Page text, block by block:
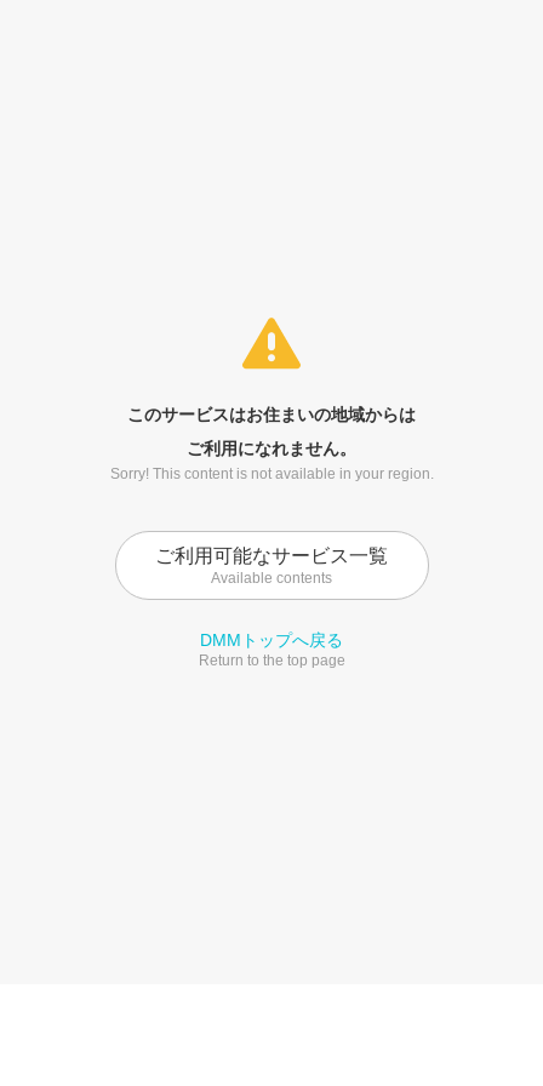
このサービスはお住まいの地域からは
ご利用になれません。
Sorry! This content is not available in your region.
ご利用可能なサービス一覧
Available contents
DMMトップへ戻る
Return to the top page